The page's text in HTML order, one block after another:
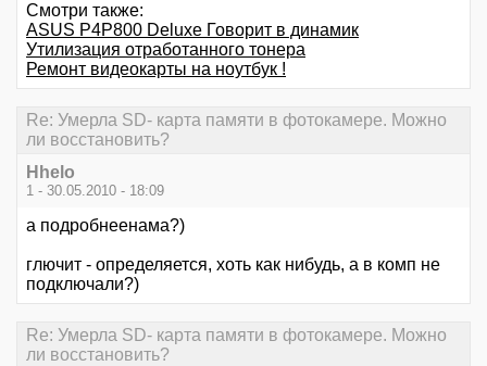
Смотри также:
ASUS P4P800 Deluxe Говорит в динамик
Утилизация отработанного тонера
Ремонт видеокарты на ноутбук !
Re: Умерла SD- карта памяти в фотокамере. Можно
ли восстановить?
Hhelo
1 - 30.05.2010 - 18:09
а подробнеенама?)
глючит - определяется, хоть как нибудь, а в комп не
подключали?)
Re: Умерла SD- карта памяти в фотокамере. Можно
ли восстановить?